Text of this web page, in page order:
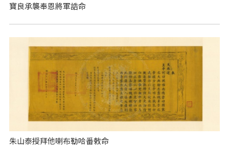
寶良承襲奉恩將軍誥命
朱山泰授拜他喇布勒哈番敕命